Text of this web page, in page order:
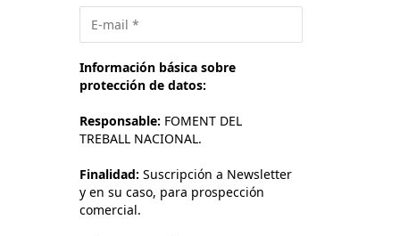
Información básica sobre
protección de datos:
Responsable: FOMENT DEL
TREBALL NACIONAL.
Finalidad: Suscripción a Newsletter
y en su caso, para prospección
comercial.